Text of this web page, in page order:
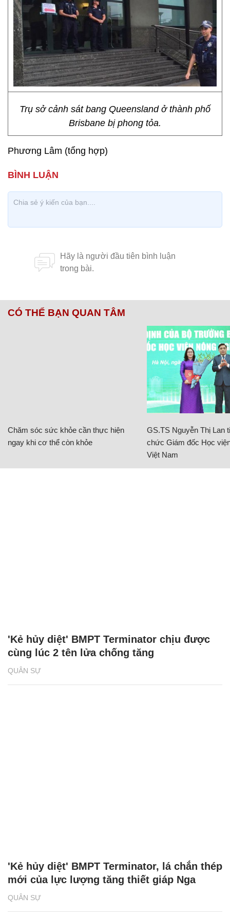
Trụ sở cảnh sát bang Queensland ở thành phố
Brisbane bị phong tỏa.
Phương Lâm (tổng hợp)
CÓ THỂ BẠN QUAN TÂM
Chăm sóc sức khỏe cần thực hiện
ngay khi cơ thể còn khỏe
GS.TS Nguyễn Thị Lan
chức Giám đốc Học
Việt Nam
QUÂN SỰ
'Kẻ hủy diệt' BMPT Terminator chịu được
cùng lúc 2 tên lửa chống tăng
QUÂN SỰ
'Kẻ hủy diệt' BMPT Terminator, lá chắn thép
mới của lực lượng tăng thiết giáp Nga